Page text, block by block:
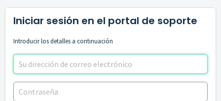
Iniciar sesión en el portal de soporte
Introducir los detalles a continuación